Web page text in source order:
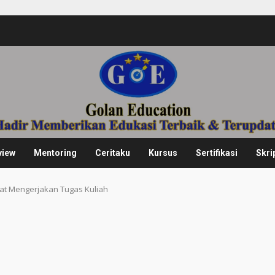
Mentoring Ceritaku Kursus Sertifikasi
Mengerjakan Tugas Kuliah